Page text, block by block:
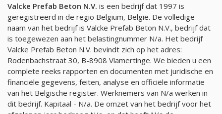
Valcke Prefab Beton N.V. is een bedrijf dat 1997 is
geregistreerd in de regio Belgium, België. De volledige
naam van het bedrijf is Valcke Prefab Beton N.V., bedrijf dat
is toegewezen aan het belastingnummer N/a. Het bedrijf
Valcke Prefab Beton N.V. bevindt zich op het adres:
Rodenbachstraat 30, B-8908 Vlamertinge. We bieden u een
complete reeks rapporten en documenten met juridische en
financiële gegevens, feiten, analyse en officiële informatie
van het Belgische register. Werknemers van N/a werken in
dit bedrijf. Kapitaal - N/a. De omzet van het bedrijf voor het